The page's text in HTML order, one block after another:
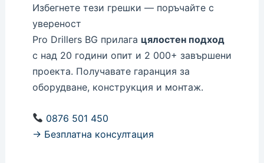
Избегнете тези грешки — поръчайте с
увереност
Pro Drillers BG прилага цялостен подход
с над 20 години опит и 2 000+ завършени
проекта. Получавате гаранция за
оборудване, конструкция и монтаж.
0876 501 450
→ Безплатна консултация